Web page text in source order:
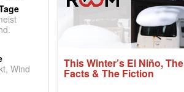
Wind
This Winter’s El Niño, The
Facts & The Fiction